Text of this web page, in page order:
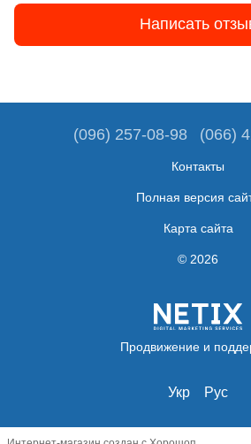
Написать
(096) 257-08-98 (066)
Контакты
Полная версия
Карта сайта
© 2026
Продвижение и
Укр Рус